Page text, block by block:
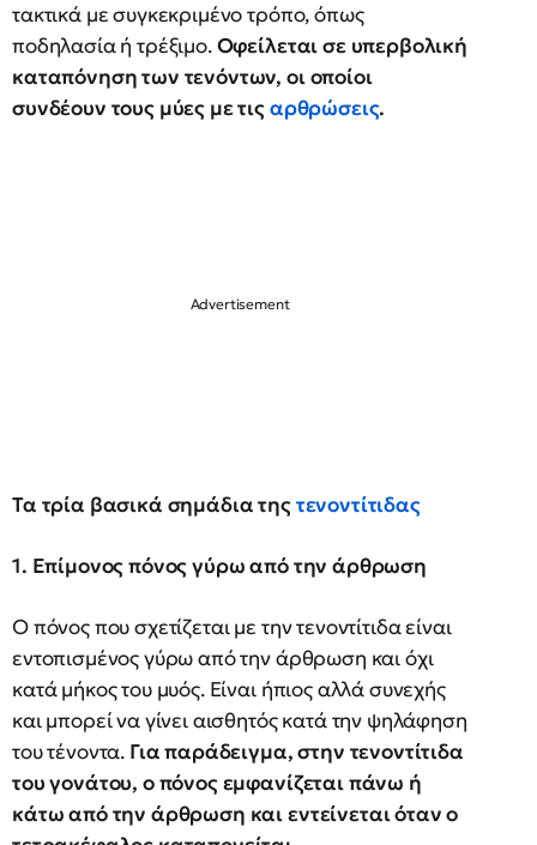
τακτικά με συγκεκριμένο τρόπο, όπως
ποδηλασία ή τρέξιμο.Οφείλεται σε υπερβολική
καταπόνηση των τενόντων, οι οποίοι
συνδέουν τους μύες με τιςαρθρώσεις.
Τα τρία βασικά σημάδια τηςτενοντίτιδας
1. Επίμονος πόνος γύρω από την άρθρωση
Ο πόνος που σχετίζεται με την τενοντίτιδα είναι
εντοπισμένος γύρω από την άρθρωση και όχι
κατά μήκος του μυός. Είναι ήπιος αλλά συνεχής
και μπορεί να γίνει αισθητός κατά την ψηλάφηση
του τένοντα. Για παράδειγμα, στην τενοντίτιδα
του γονάτου, ο πόνος εμφανίζεται πάνω ή
κάτω από την άρθρωση και εντείνεται όταν ο